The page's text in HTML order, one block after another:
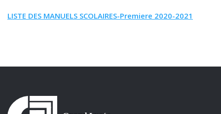
LISTE DES MANUELS SCOLAIRES-Premiere 2020-2021